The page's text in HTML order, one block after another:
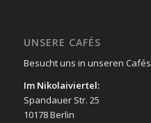
UNSERE CAFÉS
Besucht uns in unseren Cafés
Im Nikolaiviertel:
Spandauer Str. 25
10178 Berlin